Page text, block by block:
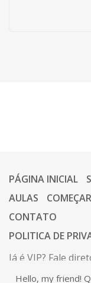
PÁGINA INICIAL
AULAS
CONTATO
POLITICA DE
Já é VIP? Fale
Hello, my friend!